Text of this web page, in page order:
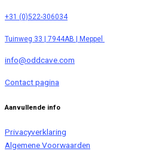
+31 (0)522-306034
Tuinweg 33 | 7944AB | Meppel
info@oddcave.com
Contact pagina
Aanvullende info
Privacyverklaring
Algemene Voorwaarden